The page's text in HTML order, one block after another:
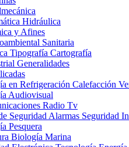
Hidráulica
y Afines
Sanitaria
Tipografía Cartografía
Generalidades
en Refrigeración Calefacción
Audiovisual
Radio Tv
Seguridad Alarmas Seguridad
Pesquera
Biología Marina